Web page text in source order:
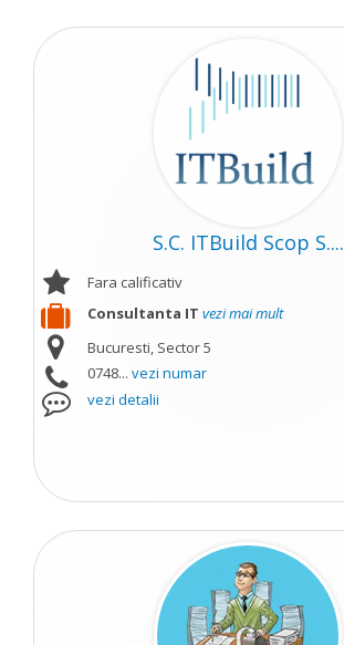
S.C. ITBuild Scop S....
Fara calificativ
Consultanta IT vezi mai mult
Bucuresti, Sector 5
0748... vezi numar
vezi detalii